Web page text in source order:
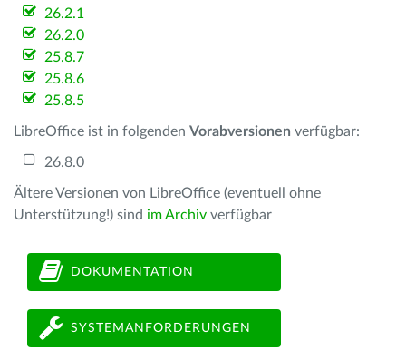
26.2.1
26.2.0
25.8.7
25.8.6
25.8.5
LibreOffice ist in folgenden Vorabversionen verfügbar:
26.8.0
Ältere Versionen von LibreOffice (eventuell ohne
Unterstützung!) sind im Archiv verfügbar
DOKUMENTATION
SYSTEMANFORDERUNGEN